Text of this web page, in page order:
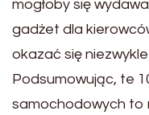
mogłoby się
gadżet dla
okazać się
Podsumowując, te
samochodowych to